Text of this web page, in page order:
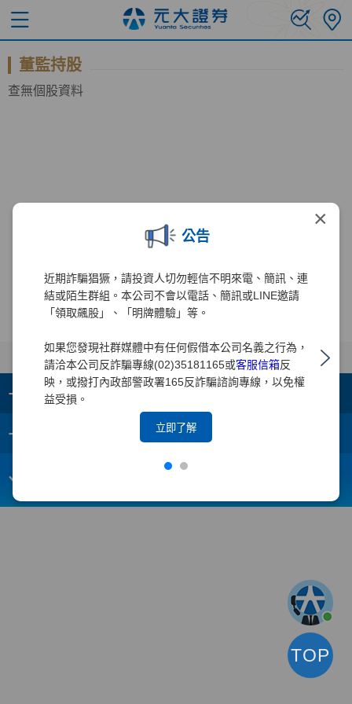
×
公告
近期詐騙猖獗，請投資人切勿輕信不明來電、簡訊、連
結或陌生群組。本公司不會以電話、簡訊或LINE邀請
「領取飆股」、「明牌體驗」等。
如果您發現社群媒體中有任何假借本公司名義之行為，
請洽本公司反詐騙專線(02)35181165或客服信箱反
映，或撥打內政部警政署165反詐騙諮詢專線，以免權
益受損。
立即了解
董監持股
查無個股資料
+ 集團成員
+
webmaster@yuanta.com
TOP